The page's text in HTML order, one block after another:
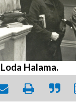
Halama.